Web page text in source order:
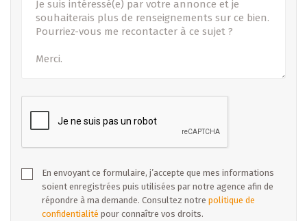
En envoyant ce formulaire, j’accepte que mes informations
soient enregistrées puis utilisées par notre agence afin de
répondre à ma demande. Consultez notre politique de
confidentialité pour connaître vos droits.